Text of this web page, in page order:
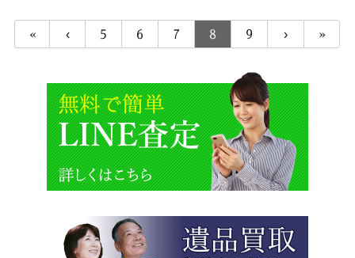
はほぼ未使用で反りなどもなく大
« ‹ 5 6 7 8 9 › »